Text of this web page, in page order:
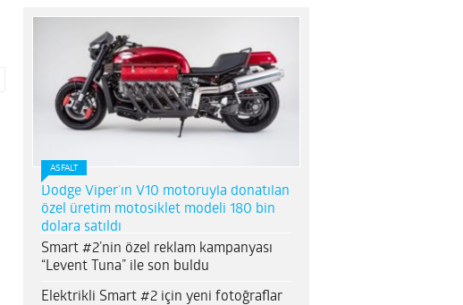
ASFALT
Dodge Viper’ın V10 motoruyla donatılan
özel üretim motosiklet modeli 180 bin
dolara satıldı
Smart #2’nin özel reklam kampanyası
“Levent Tuna” ile son buldu
Elektrikli Smart #2 için yeni fotoğraflar